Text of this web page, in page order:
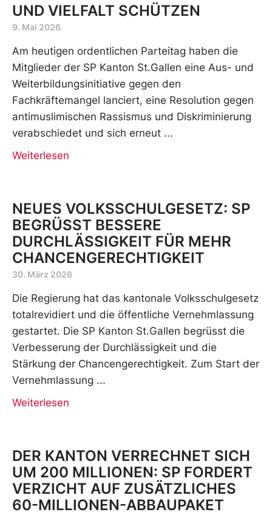
UND VIELFALT SCHÜTZEN
9. Mai 2026
Am heutigen ordentlichen Parteitag haben die
Mitglieder der SP Kanton St.Gallen eine Aus- und
Weiterbildungsinitiative gegen den
Fachkräftemangel lanciert, eine Resolution gegen
antimuslimischen Rassismus und Diskriminierung
verabschiedet und sich erneut
Weiterlesen
NEUES VOLKSSCHULGESETZ: SP
BEGRÜSST BESSERE
DURCHLÄSSIGKEIT FÜR MEHR
CHANCENGERECHTIGKEIT
30. März 2026
Die Regierung hat das kantonale Volksschulgesetz
totalrevidiert und die öffentliche Vernehmlassung
gestartet. Die SP Kanton St.Gallen begrüsst die
Verbesserung der Durchlässigkeit und die
Stärkung der Chancengerechtigkeit. Zum Start der
Vernehmlassung
Weiterlesen
DER KANTON VERRECHNET SICH
UM 200 MILLIONEN: SP FORDERT
VERZICHT AUF ZUSÄTZLICHES
60-MILLIONEN-ABBAUPAKET